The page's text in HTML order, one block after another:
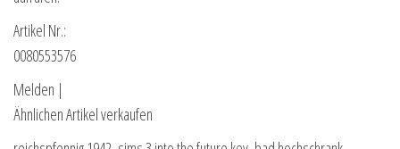
Artikel Nr.:
0080553576
Melden |
Ähnlichen Artikel verkaufen